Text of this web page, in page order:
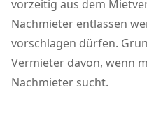
vorzeitig aus dem
Nachmieter entlassen
vorschlagen dürfen.
Vermieter davon, wenn
Nachmieter sucht.